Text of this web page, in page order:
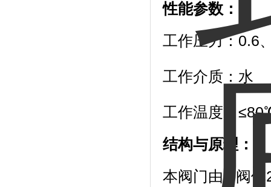
性能参数：
工作压力：0.6
工作介质：水
工作温度：
结构与原理：
本阀门由1.阀